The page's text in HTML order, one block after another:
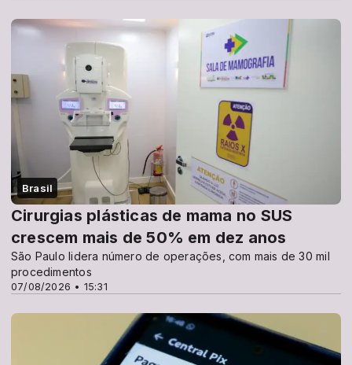
Brasil
07/08/2026 • 15:31
Cirurgias plásticas de mama no SUS
crescem mais de 50% em dez anos
São Paulo lidera número de operações, com mais de 30 mil
procedimentos